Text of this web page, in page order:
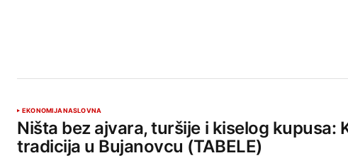
EKONOMIJANASLOVNA
Ništa bez ajvara, turšije i kiselog kupusa:
tradicija u Bujanovcu (TABELE)